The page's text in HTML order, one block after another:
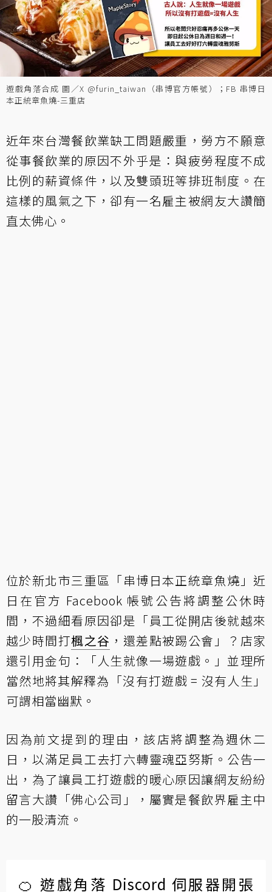
遊戲角落合成 圖／X @furin_taiwan（串博官方帳號）；FB 串博日
本正統章魚燒-三重店
近年來台灣餐飲業缺工問題嚴重，勞方不願意
從事餐飲業的原因不外乎是：與疲勞程度不成
比例的薪資條件，以及雙頭班等排班制度。在
這樣的風氣之下，卻有一名雇主被網友大讚簡
直太佛心。
位於新北市三重區「串博日本正統章魚燒」近
日在官方 Facebook 帳號公告將調整公休時
間，不過細看原因卻是「員工從開店後就越來
越少時間打楓之谷 ，還差點被踢公會」？店家
還引用金句：「人生就像一場遊戲。」並理所
當然地將其解釋為「沒有打遊戲 = 沒有人生」
可謂相當幽默。
因為前文提到的理由，該店將調整為週休二
日，以滿足員工去打六轉靈魂亞努斯。公告一
出，為了讓員工打遊戲的暖心原因讓網友紛紛
留言大讚「佛心公司」，屬實是餐飲界雇主中
的一股清流。
🍊 遊戲角落 Discord 伺服器開張